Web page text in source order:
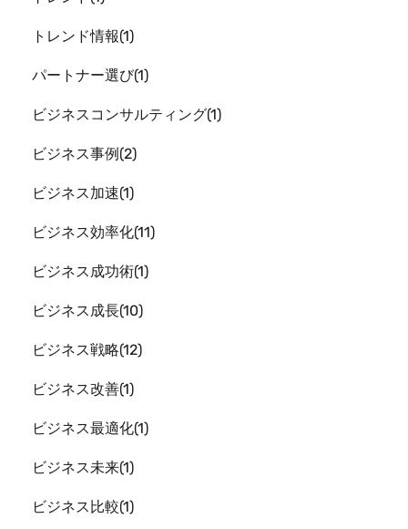
トレンド情報 1
パートナー選び 1
ビジネスコンサルティング 1
ビジネス事例 2
ビジネス加速 1
ビジネス効率化 11
ビジネス成功術 1
ビジネス成長 10
ビジネス戦略 12
ビジネス改善 1
ビジネス最適化 1
ビジネス未来 1
ビジネス比較 1